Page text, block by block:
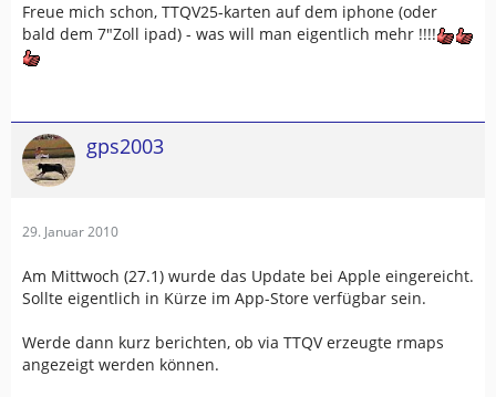
Freue mich schon, TTQV25-karten auf dem iphone (oder
bald dem 7"Zoll ipad) - was will man eigentlich mehr !!!!
gps2003
29. Januar 2010
Am Mittwoch (27.1) wurde das Update bei Apple eingereicht.
Sollte eigentlich in Kürze im App-Store verfügbar sein.
Werde dann kurz berichten, ob via TTQV erzeugte rmaps
angezeigt werden können.